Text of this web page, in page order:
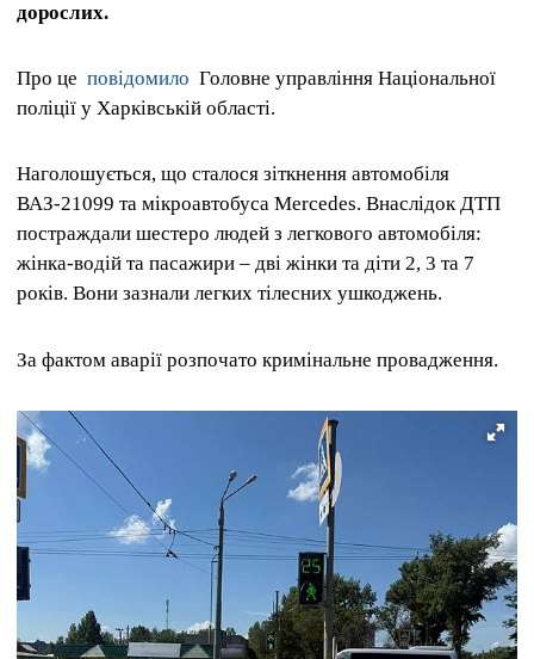
дорослих.
Про це повідомило Головне управління Національної
поліції у Харківській області.
Наголошується, що сталося зіткнення автомобіля
ВАЗ-21099 та мікроавтобуса Mercedes. Внаслідок ДТП
постраждали шестеро людей з легкового автомобіля:
жінка-водій та пасажири – дві жінки та діти 2, 3 та 7
років. Вони зазнали легких тілесних ушкоджень.
За фактом аварії розпочато кримінальне провадження.